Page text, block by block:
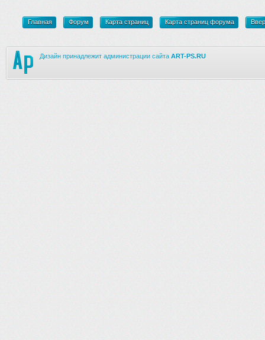
Главная Форум Карта страниц Карта страниц форума
Дизайн принадлежит администрации сайта ART-PS.RU